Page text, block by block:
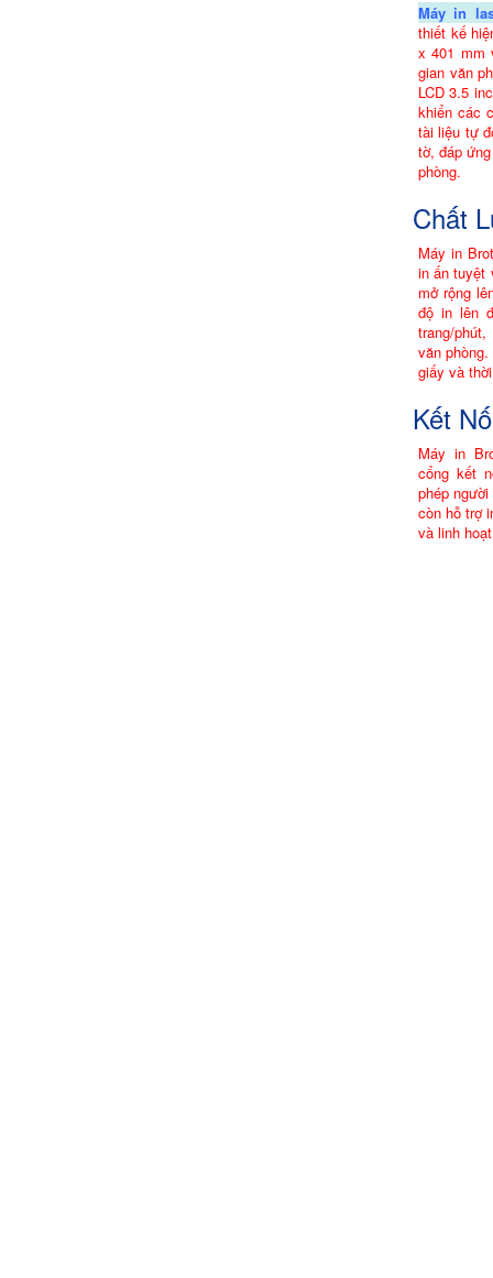
Máy in
thiết kế
x 401 mm
gian văn
LCD 3.5
khiển các
tài liệu tự
tờ, đáp
phòng.
Chất
Máy in
in ấn tuyệt
mở rộng
độ in lên
trang/
văn
giấy và
Kết
Máy in
cổng kết
phép
còn hỗ trợ
và linh